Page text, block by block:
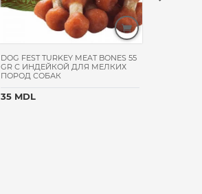
DOG FEST TURKEY MEAT BONES 55
GR С ИНДЕЙКОЙ ДЛЯ МЕЛКИХ
ПОРОД СОБАК
35 MDL